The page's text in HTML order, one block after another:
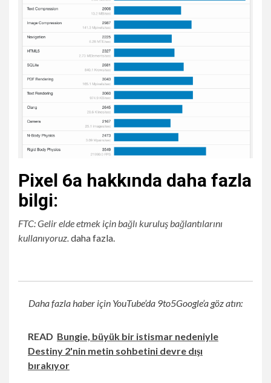
Pixel 6a hakkında daha fazla
bilgi:
FTC: Gelir elde etmek için bağlı kuruluş bağlantılarını
kullanıyoruz.daha fazla.
Daha fazla haber için YouTube’da 9to5Google’a göz atın:
READ Bungie, büyük bir istismar nedeniyle
Destiny 2'nin metin sohbetini devre dışı
bırakıyor